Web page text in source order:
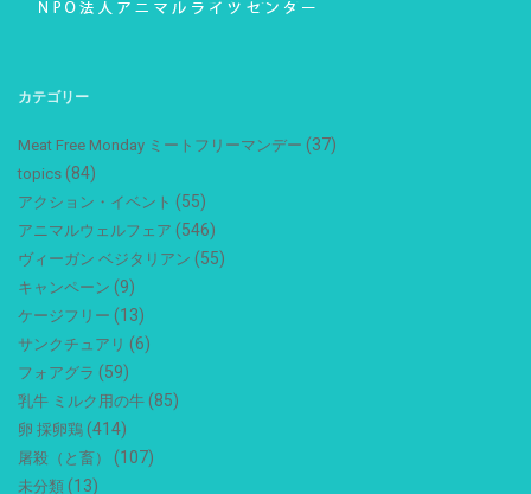
カテゴリー
Meat Free Monday ミートフリーマンデー (37)
topics (84)
アクション・イベント (55)
アニマルウェルフェア (546)
ヴィーガン ベジタリアン (55)
キャンペーン (9)
ケージフリー (13)
サンクチュアリ (6)
フォアグラ (59)
乳牛 ミルク用の牛 (85)
卵 採卵鶏 (414)
屠殺（と畜） (107)
未分類 (13)